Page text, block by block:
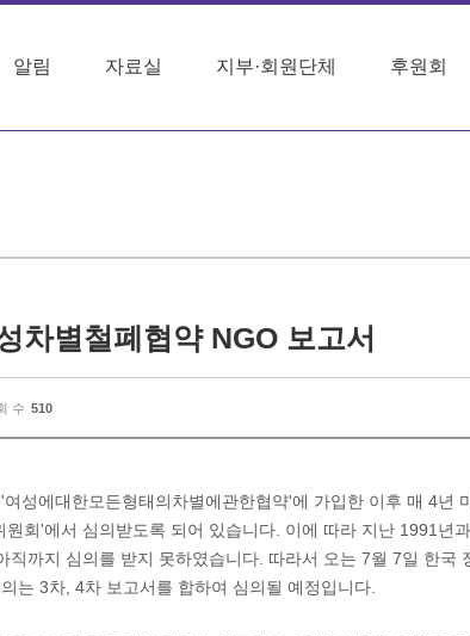
알림 자료실 지부·회원단체 후원회
차별철폐협약 NGO 보고서
수 510
성에대한모든형태의차별에관한협약'에 가입한 이후 매 4년
회'에서 심의받도록 되어 있습니다. 이에 따라 지난 1991년
직까지 심의를 받지 못하였습니다. 따라서 오는 7월 7일 한국
는 3차, 4차 보고서를 합하여 심의될 예정입니다.